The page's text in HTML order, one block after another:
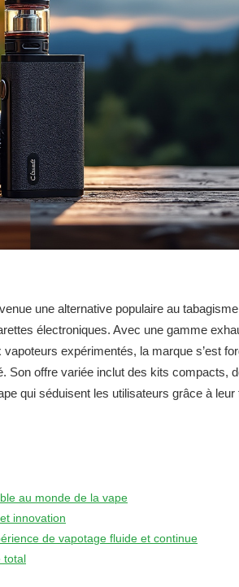
une alternative populaire au
électroniques. Avec une gamme
expérimentés, la marque s’est
Son offre variée inclut des kits compacts,
qui séduisent les utilisateurs grâce à leur
au monde de la vape
innovation
de vapotage fluide et continue